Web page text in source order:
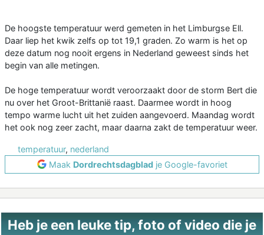
De hoogste temperatuur werd gemeten in het Limburgse Ell.
Daar liep het kwik zelfs op tot 19,1 graden. Zo warm is het op
deze datum nog nooit ergens in Nederland geweest sinds het
begin van alle metingen.
De hoge temperatuur wordt veroorzaakt door de storm Bert die
nu over het Groot-Brittanië raast. Daarmee wordt in hoog
tempo warme lucht uit het zuiden aangevoerd. Maandag wordt
het ook nog zeer zacht, maar daarna zakt de temperatuur weer.
temperatuur, nederland
Maak Dordrechtsdagbladje Google-favoriet
Heb je een leuke tip, foto of video die je